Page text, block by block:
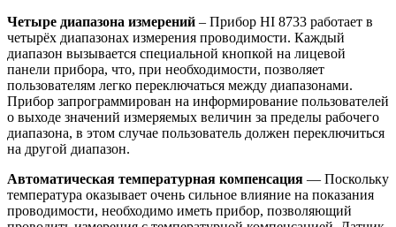
Четыре диапазона измерений – Прибор HI 8733 работает в
четырёх диапазонах измерения проводимости. Каждый
диапазон вызывается специальной кнопкой на лицевой
панели прибора, что, при необходимости, позволяет
пользователям легко переключаться между диапазонами.
Прибор запрограммирован на информирование пользователей
о выходе значений измеряемых величин за пределы рабочего
диапазона, в этом случае пользователь должен переключиться
на другой диапазон.
Автоматическая температурная компенсация — Поскольку
температура оказывает очень сильное влияние на показания
проводимости, необходимо иметь прибор, позволяющий